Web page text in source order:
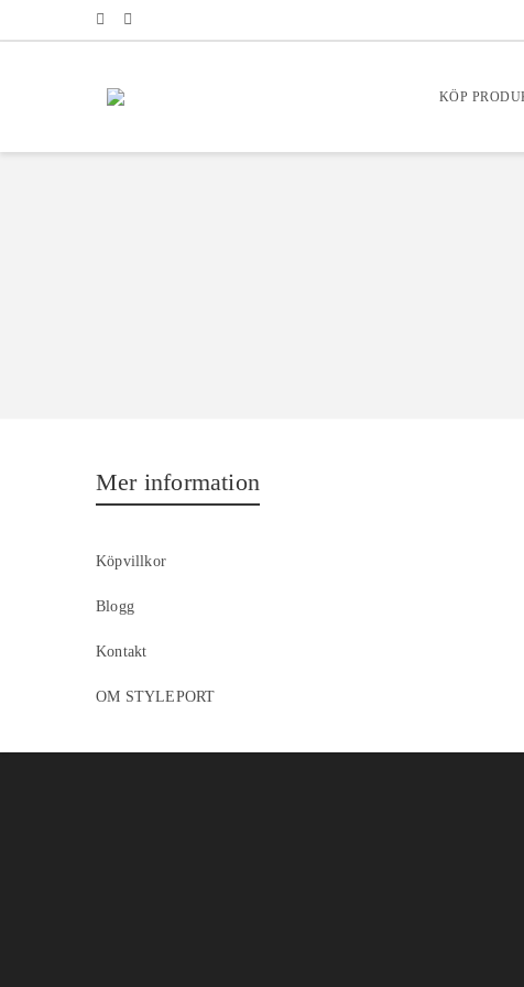
KÖP
Mer information
Köpvillkor
Blogg
Kontakt
OM STYLEPORT